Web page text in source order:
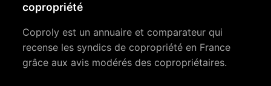
copropriété
Coproly est un annuaire et comparateur qui
recense les syndics de copropriété en France
grâce aux avis modérés des copropriétaires.